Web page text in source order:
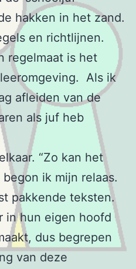
hakken in het zand.
en richtlijnen.
regelmaat is het
Als ik
afleiden van de
als juf heb
“Zo kan het
ik mijn relaas.
pakkende teksten.
in hun eigen hoofd
dus begrepen
van deze